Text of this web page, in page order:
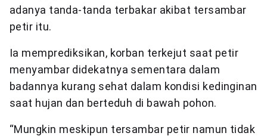
adanya tanda-tanda terbakar akibat tersambar
petir itu.
Ia memprediksikan, korban terkejut saat petir
menyambar didekatnya sementara dalam
badannya kurang sehat dalam kondisi kedinginan
saat hujan dan berteduh di bawah pohon.
“Mungkin meskipun tersambar petir namun tidak